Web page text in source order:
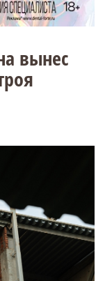
вынес